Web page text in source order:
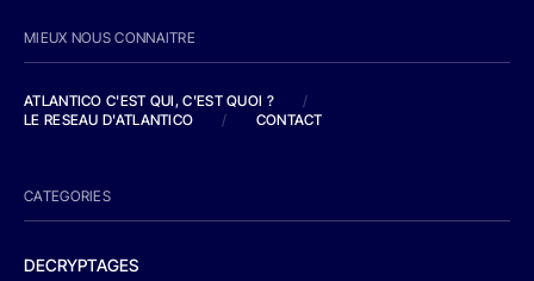
MIEUX NOUS CONNAITRE
ATLANTICO C'EST QUI, C'EST QUOI ?
/
LE RESEAU D'ATLANTICO
/ CONTACT
CATEGORIES
DECRYPTAGES